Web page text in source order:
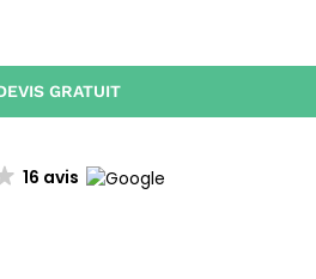
GRATUIT
16 avis